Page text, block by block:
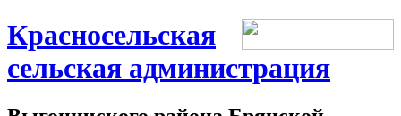
Красносельская
сельская администрация